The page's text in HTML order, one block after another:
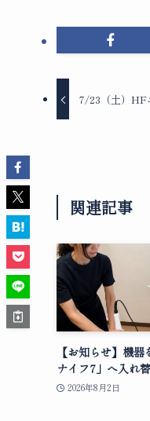
7/23（土）HF
関連記事
【お知らせ】機
ナイフ7」へ入れ
2026年8月2日